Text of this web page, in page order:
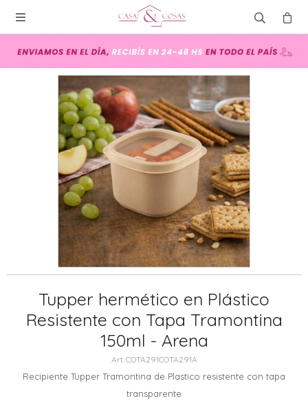

Tupper hermético en Plástico
Resistente con Tapa Tramontina
150ml - Arena
COTA291COTA291A
Recipiente Tupper Tramontina de Plastico resistente con tapa
transparente